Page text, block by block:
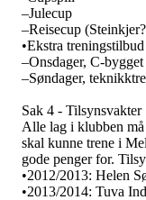
–Julecup
–Reisecup
•Ekstra treningstilbud
–Onsdager, C-
–Søndager,
Sak 4 - Tilsynsvakter
Alle lag i klubben
skal kunne trene i
gode penger for.
•2012/2013: Helen
•2013/2014: Tuva